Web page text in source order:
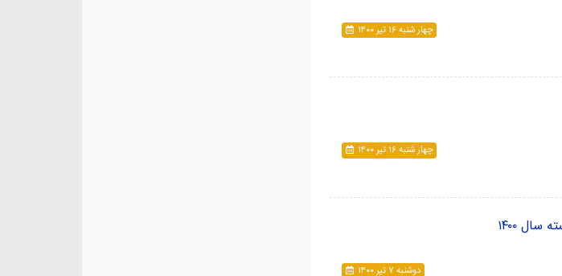
چهار شنبه ۱۶ تير ۱۴۰۰
چهار شنبه ۱۶ تير ۱۴۰۰
۱۴۰۰
دوشنبه ۷ تير ۱۴۰۰